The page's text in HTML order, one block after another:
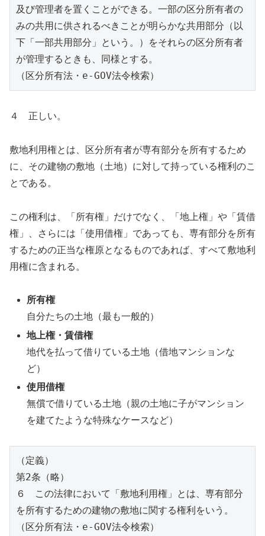
及び管理者を置くことができる。一部の区分所有者の
みの共用に供されるべきことが明らかな共用部分（以
下「一部共用部分」という。）をそれらの区分所有者
が管理するときも、同様とする。
（区分所有法・e-GOV法令検索）
４ 正しい。
敷地利用権とは、区分所有者が専有部分を所有するため
に、その建物の敷地（土地）に対して持っている権利のこ
とである。
この権利は、「所有権」だけでなく、「地上権」や「賃借
権」、さらには「使用借権」であっても、専有部分を所有
するための正当な権原となるものであれば、すべて敷地利
用権に含まれる。
所有権
自分たちの土地（最も一般的）
地上権・賃借権
地代を払って借りている土地（借地マンションな
ど）
使用借権
無償で借りている土地（親の土地に子がマンション
を建てたような特殊なケースなど）
（定義）
第2条（略）
６　この法律において「敷地利用権」とは、専有部分
を所有するための建物の敷地に関する権利をいう。
（区分所有法・e-GOV法令検索）